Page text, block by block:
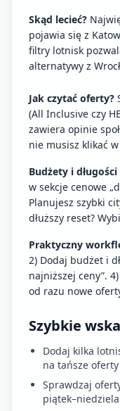
Skąd lecieć?
pojawia się z
filtry lotnisk
alternatywy z
Jak czytać oferty?
(All Inclusive czy
zawiera opinie
nie musisz klikać
Budżety i
w sekcje cenowe
Planujesz szybki
dłuższy reset?
Praktyczny
2) Dodaj budżet i
najniższej ceny”.
od razu nowe
Szybkie
Dodaj kilka
na tańsze
Sprawdzaj